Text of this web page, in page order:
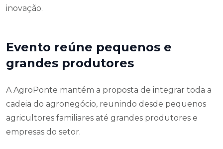
inovação.
Evento reúne pequenos e
grandes produtores
A AgroPonte mantém a proposta de integrar toda a
cadeia do agronegócio, reunindo desde pequenos
agricultores familiares até grandes produtores e
empresas do setor.